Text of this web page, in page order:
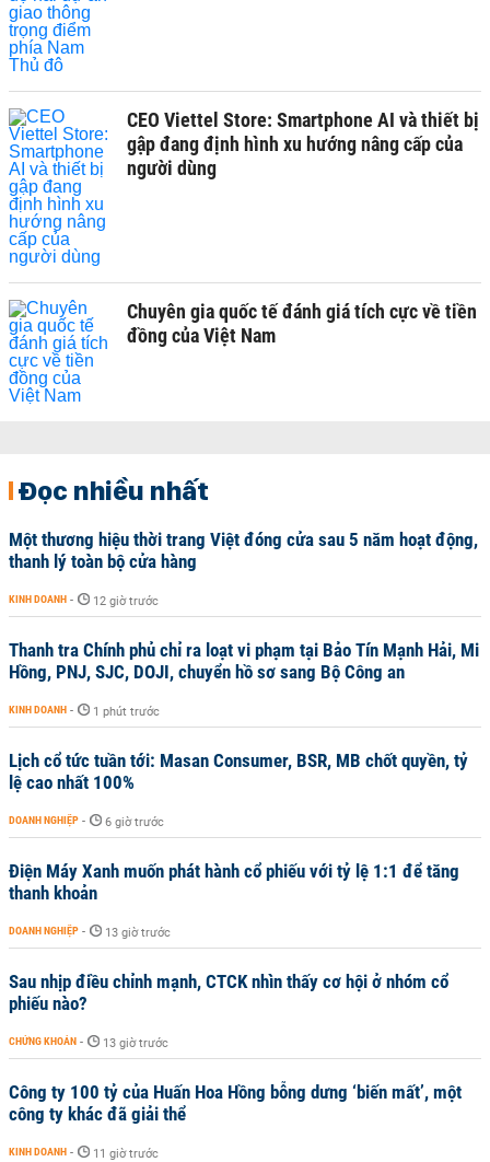
CEO Viettel Store: Smartphone AI và thiết bị
gập đang định hình xu hướng nâng cấp của
người dùng
Chuyên gia quốc tế đánh giá tích cực về tiền
đồng của Việt Nam
Đọc nhiều nhất
Một thương hiệu thời trang Việt đóng cửa sau 5 năm hoạt động,
thanh lý toàn bộ cửa hàng
KINH DOANH - 12 giờ trước
Thanh tra Chính phủ chỉ ra loạt vi phạm tại Bảo Tín Mạnh Hải, Mi
Hồng, PNJ, SJC, DOJI, chuyển hồ sơ sang Bộ Công an
KINH DOANH - 1 phút trước
Lịch cổ tức tuần tới: Masan Consumer, BSR, MB chốt quyền, tỷ
lệ cao nhất 100%
DOANH NGHIỆP - 6 giờ trước
Điện Máy Xanh muốn phát hành cổ phiếu với tỷ lệ 1:1 để tăng
thanh khoản
DOANH NGHIỆP - 13 giờ trước
Sau nhịp điều chỉnh mạnh, CTCK nhìn thấy cơ hội ở nhóm cổ
phiếu nào?
CHỨNG KHOÁN - 13 giờ trước
Công ty 100 tỷ của Huấn Hoa Hồng bỗng dưng ‘biến mất’, một
công ty khác đã giải thể
KINH DOANH - 11 giờ trước